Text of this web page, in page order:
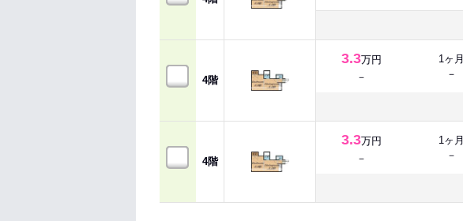
4階
3.3万円
－
1ヶ月
－
4階
3.3万円
－
1ヶ月
－